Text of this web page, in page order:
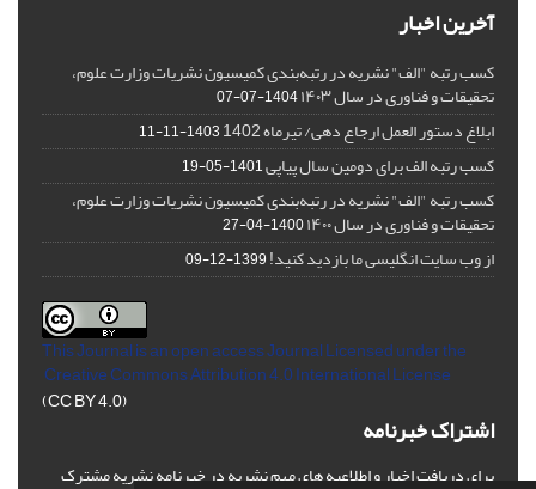
آخرین اخبار
کسب رتبه "الف" نشریه در رتبه‌بندی کمیسیون نشریات وزارت علوم،
تحقیقات و فناوری در سال ۱۴۰۳ 1404-07-07
ابلاغ دستور العمل ارجاع دهی/ تیرماه 1402 1403-11-11
کسب رتبه الف برای دومین سال پیاپی1401-05-19
کسب رتبه "الف" نشریه در رتبه‌بندی کمیسیون نشریات وزارت علوم،
تحقیقات و فناوری در سال ۱۴۰۰ 1400-04-27
از وب سایت انگلیسی ما بازدید کنید!1399-12-09
This Journal is an open access Journal Licensedunder the
Creative Commons Attribution 4.0 International License
(CC BY 4.0)
اشتراک خبرنامه
برای دریافت اخبار و اطلاعیه های مهم نشریه در خبرنامه نشریه مشترک